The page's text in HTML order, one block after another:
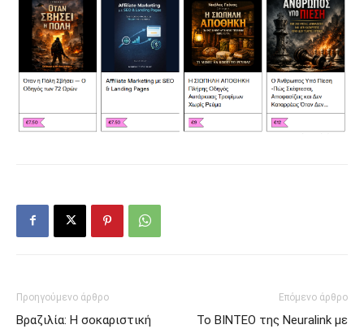
Προηγούμενο άρθρο
Βραζιλία: Η σοκαριστική
Επόμενο άρθρο
Το ΒΙΝΤΕΟ της Neuralink με